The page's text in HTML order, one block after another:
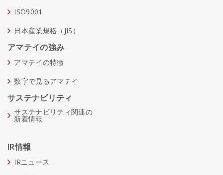
ISO9001
日本産業規格（JIS）
アマテイの強み
アマテイの特徴
数字で見るアマテイ
サステナビリティ
サステナビリティ関連の
新着情報
IR情報
IRニュース